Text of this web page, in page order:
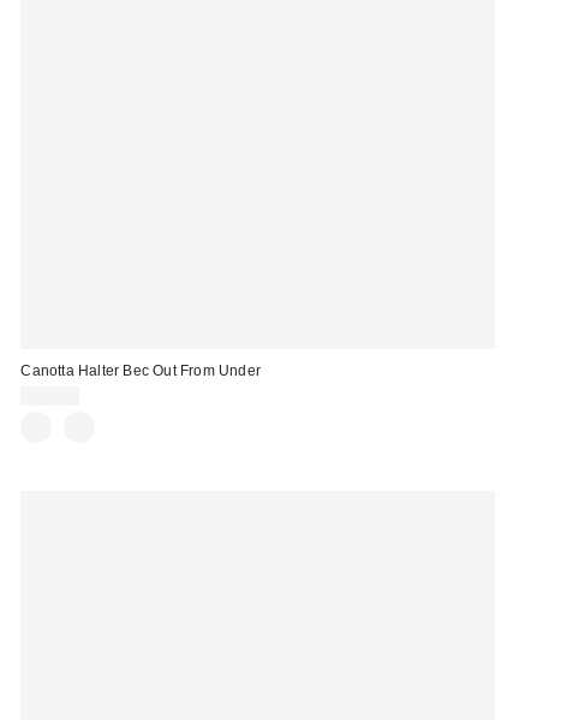
Canotta Halter Bec Out From Under